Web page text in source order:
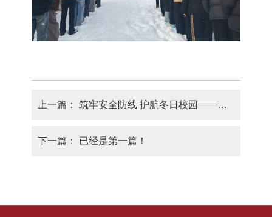
上一篇： 筑牢安全防线 护航冬日校园——数字商贸学院开展冬季消防演练
下一篇： 已经是第一篇！